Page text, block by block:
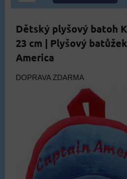
Dětský plyšový batoh
23 cm | Plyšový
America
DOPRAVA ZDARMA